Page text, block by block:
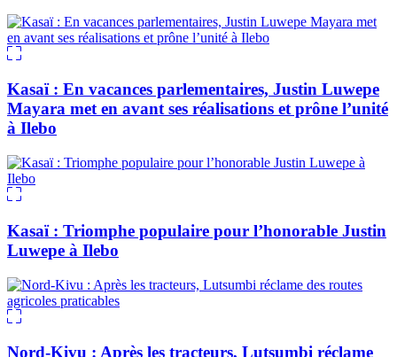
Kasaï : En vacances parlementaires, Justin Luwepe
Mayara met en avant ses réalisations et prône l’unité
à Ilebo
Kasaï : Triomphe populaire pour l’honorable Justin
Luwepe à Ilebo
Nord-Kivu : Après les tracteurs, Lutsumbi réclame